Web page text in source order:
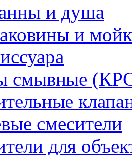
и душа
и
смывные
смесители
для